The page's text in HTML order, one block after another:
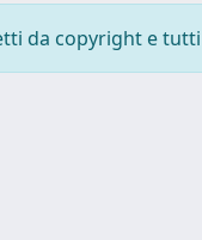
da copyright e